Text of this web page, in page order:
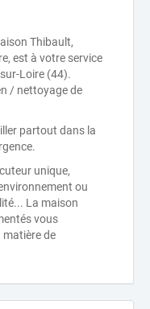
Thibault,
est à votre service
Loire (44).
/ nettoyage de
partout dans la
unique,
ou
La maison
vous
matière de